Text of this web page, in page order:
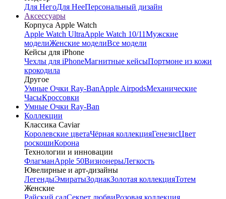
Для НегоДля НееПерсональный дизайн
Аксессуары
Корпуса Apple Watch
Apple Watch UltraApple Watch 10/11Мужские
моделиЖенские моделиВсе модели
Кейсы для iPhone
Чехлы для iPhoneМагнитные кейсыПортмоне из кожи
крокодила
Другое
Умные Очки Ray-BanApple AirpodsМеханические
ЧасыКроссовки
Умные Очки Ray-Ban
Коллекции
Классика Caviar
Королевские цветаЧёрная коллекцияГенезисЦвет
роскошиКорона
Технологии и инновации
ФлагманApple 50ВизионерыЛегкость
Ювелирные и арт-дизайны
ЛегендыЭмиратыЗодиакЗолотая коллекцияТотем
Женские
Райский садСекрет любвиРозовая коллекция